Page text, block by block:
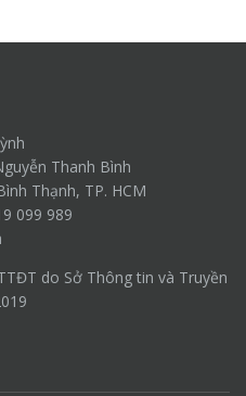
Thanh Bình
Thạnh, TP. HCM
099 989
do Sở Thông tin và Truyền